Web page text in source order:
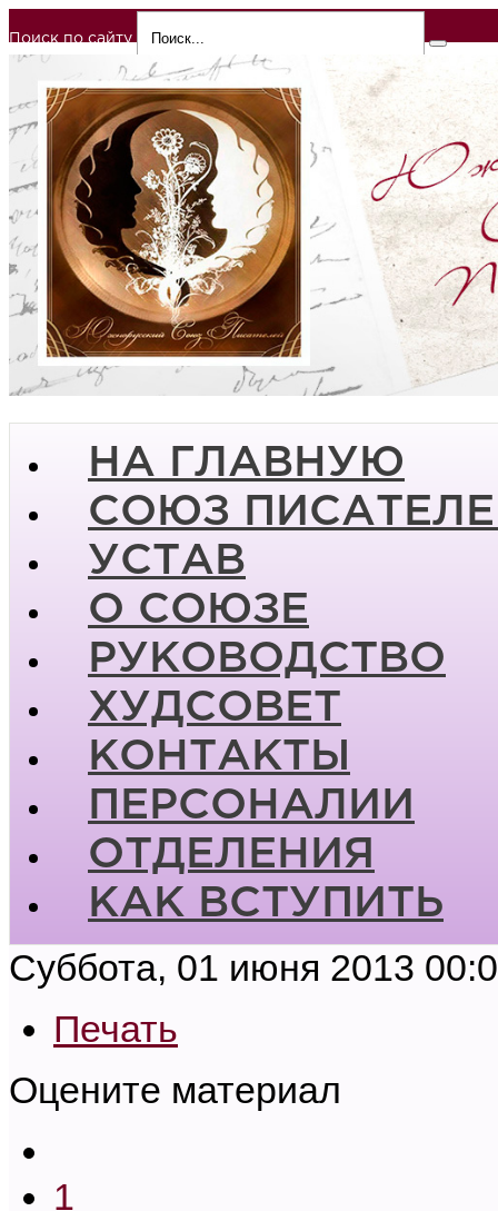
Поиск по сайту
НА ГЛАВНУЮ
СОЮЗ
УСТАВ
О СОЮЗЕ
РУКОВОДСТВО
ХУДСОВЕТ
КОНТАКТЫ
ПЕРСОНАЛИИ
ОТДЕЛЕНИЯ
КАК ВСТУПИТЬ
Суббота, 01 июня 2013
Печать
Оцените материал
1